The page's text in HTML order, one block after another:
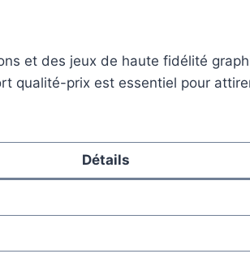
et des jeux de haute fidélité
qualité-prix est essentiel pour
Détails